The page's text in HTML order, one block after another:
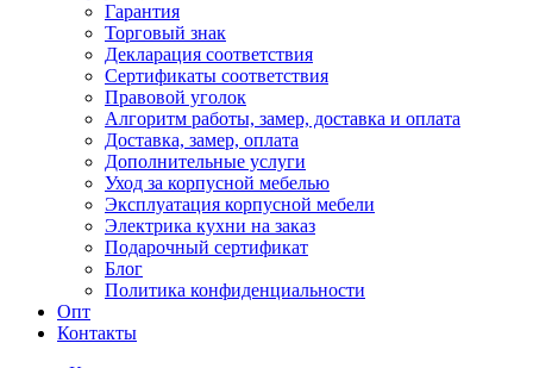
Гарантия
Торговый знак
Декларация соответствия
Сертификаты соответствия
Правовой уголок
Алгоритм работы, замер, доставка и оплата
Доставка, замер, оплата
Дополнительные услуги
Уход за корпусной мебелью
Эксплуатация корпусной мебели
Электрика кухни на заказ
Подарочный сертификат
Блог
Политика конфиденциальности
Опт
Контакты